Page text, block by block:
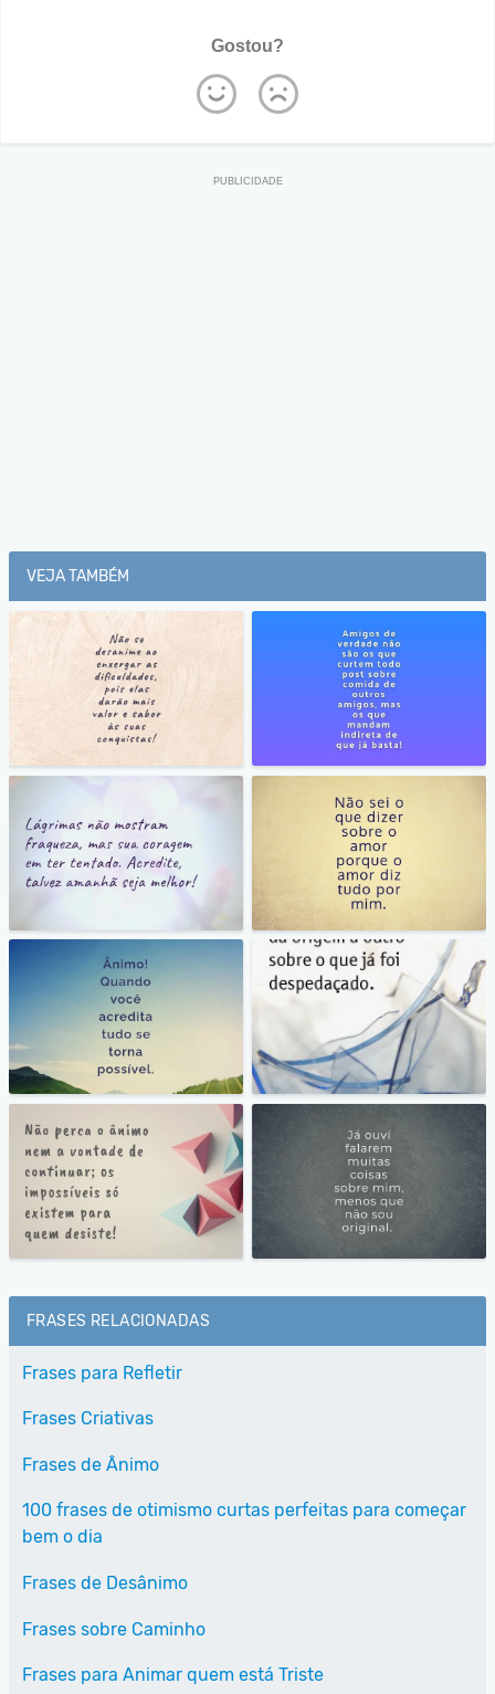
Gostou?
VEJA TAMBÉM
FRASES RELACIONADAS
Frases para Refletir
Frases Criativas
Frases de Ânimo
100 frases de otimismo curtas perfeitas para começar
bem o dia
Frases de Desânimo
Frases sobre Caminho
Frases para Animar quem está Triste